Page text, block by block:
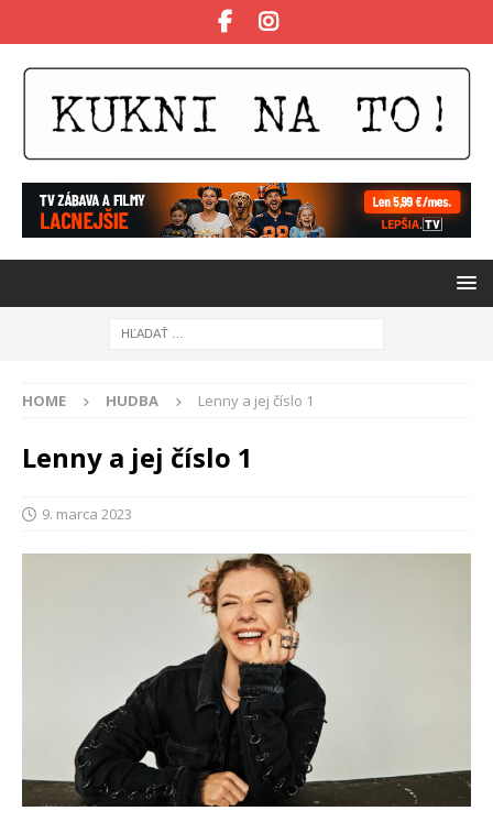
HOME HUDBA Lenny a jej číslo 1
Lenny a jej číslo 1
9. marca 2023